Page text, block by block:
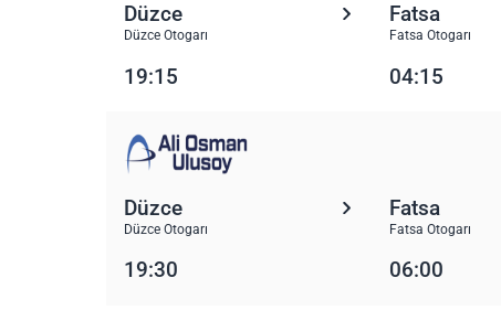
Düzce
Düzce Otogarı
Fatsa
Fatsa Otogarı
19:15 04:15
Düzce
Düzce Otogarı
Fatsa
Fatsa Otogarı
19:30 06:00